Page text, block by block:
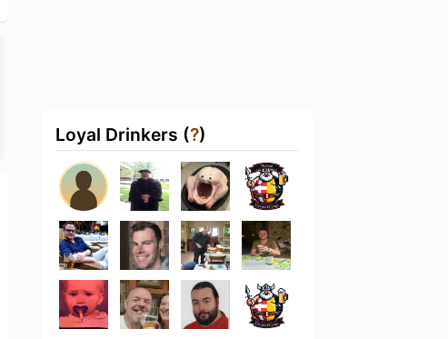
Loyal Drinkers (?)